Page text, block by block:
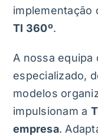
implementação
TI 360º.
A nossa
especializado,
modelos
impulsionam a
empresa.